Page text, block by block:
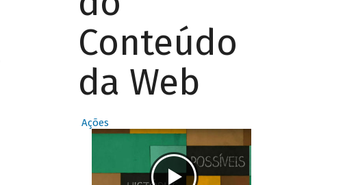
Conteúdo
da Web
Ações